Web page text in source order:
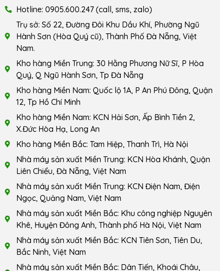
Hotline: 0905.600.247 (call, sms, zalo)
Trụ sở: Số 22, Đường Đôi Khu Dầu Khí, Phường Ngũ
Hành Sơn (Hòa Quý cũ), Thành Phố Đà Nẵng, Việt
Nam.
Kho hàng Miền Trung: 30 Hằng Phương Nữ Sĩ, P Hòa
Quý, Q Ngũ Hành Sơn, Tp Đà Nẵng
Kho hàng Miền Nam: Quốc lộ 1A, P An Phú Đông, Quận
12, Tp Hồ Chí Minh
Kho hàng Miền Nam: KCN Hải Sơn, Ấp Bình Tiền 2,
X.Đức Hòa Hạ, Long An
Kho hàng Miền Bắc: Tam Hiệp, Thanh Trì, Hà Nội
Nhà máy sản xuất Miền Trung: KCN Hòa Khánh, Quận
Liên Chiểu, Đà Nẵng, Việt Nam
Nhà máy sản xuất Miền Trung: KCN Điện Nam, Điện
Ngọc, Quảng Nam, Việt Nam
Nhà máy sản xuất Miền Bắc: Khu công nghiệp Nguyên
Khê, Huyện Đông Anh, Thành phố Hà Nội, Việt Nam
Nhà máy sản xuất Miền Bắc: KCN Tiên Sơn, Tiên Du,
Bắc Ninh, Việt Nam
Nhà máy sản xuất Miền Bắc: Dân Tiến, Khoái Châu,